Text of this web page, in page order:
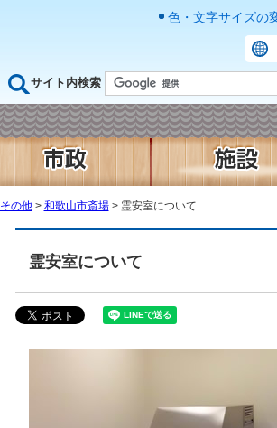
色・文字サイズの
サイト内検索
その他> 和歌山市斎場> 霊安室について
霊安室について